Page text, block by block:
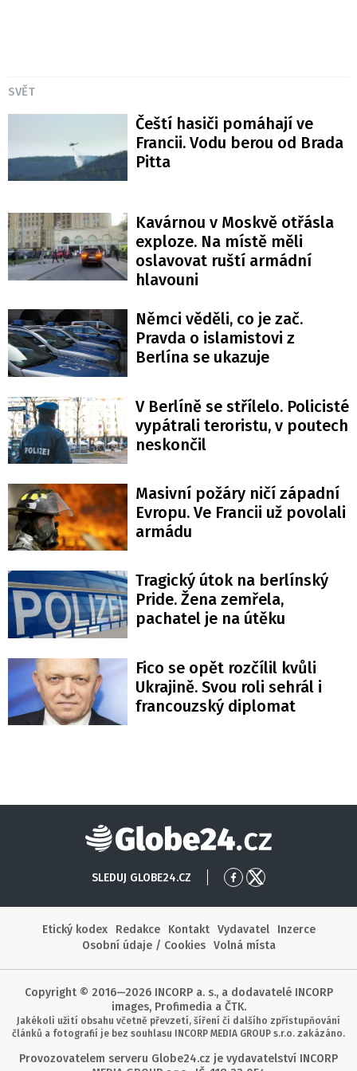
SVĚT
Čeští hasiči pomáhají ve
Francii. Vodu berou od Brada
Pitta
Kavárnou v Moskvě otřásla
exploze. Na místě měli
oslavovat ruští armádní
hlavouni
Němci věděli, co je zač.
Pravda o islamistovi z
Berlína se ukazuje
V Berlíně se střílelo. Policisté
vypátrali teroristu, v poutech
neskončil
Masivní požáry ničí západní
Evropu. Ve Francii už povolali
armádu
Tragický útok na berlínský
Pride. Žena zemřela,
pachatel je na útěku
Fico se opět rozčílil kvůli
Ukrajině. Svou roli sehrál i
francouzský diplomat
Globe24
SLEDUJ GLOBE24.CZ
PřejítPřejít
Etický kodex
Redakce Kontakt Vydavatel
Inzerce
Osobní údaje / Cookies
Volná místa
Copyright © 2016—2026 INCORP a. s., a dodavatelé INCORP
images, Profimedia a ČTK.
Jakékoli užití obsahu včetně převzetí, šíření či dalšího zpřístupňování
článků a fotografií je bez souhlasu INCORP MEDIA GROUP s.r.o. zakázáno.
Provozovatelem serveru Globe24.cz je vydavatelství INCORP